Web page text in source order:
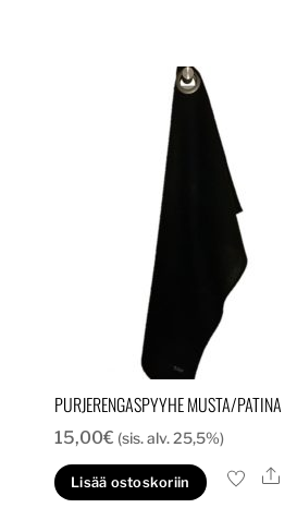
PURJERENGASPYYHE MUSTA/PATINA
15,00€ (sis. alv. 25,5%)
Lisää ostoskoriin Ale